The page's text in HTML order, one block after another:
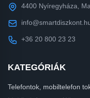
4400 Nyíregyháza,
+36 20 800 23 23
KATEGÓRIÁK
Telefontok, mobiltelefon